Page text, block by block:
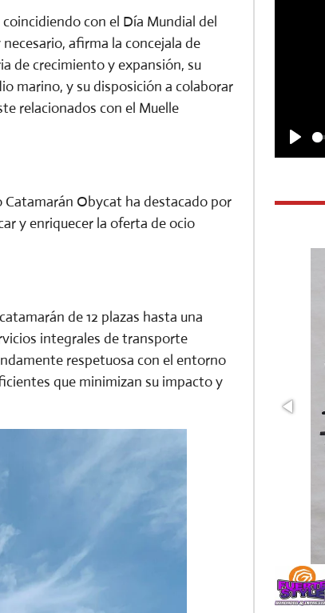
con el Día Mundial del
afirma la concejala de
de crecimiento y expansión, su
marino, y su disposición a colaborar
relacionados con el Muelle
Catamarán Obycat ha destacado por
y enriquecer la oferta de ocio
de 12 plazas hasta una
integrales de transporte
respetuosa con el entorno
que minimizan su impacto y
P
a